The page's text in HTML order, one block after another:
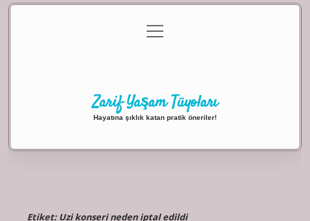
Gizlilik Politikası
menüyü
aç
Zarif Yaşam Tüyoları
Hayatına şıklık katan pratik öneriler!
Etiket:Uzi konseri neden iptal edildi